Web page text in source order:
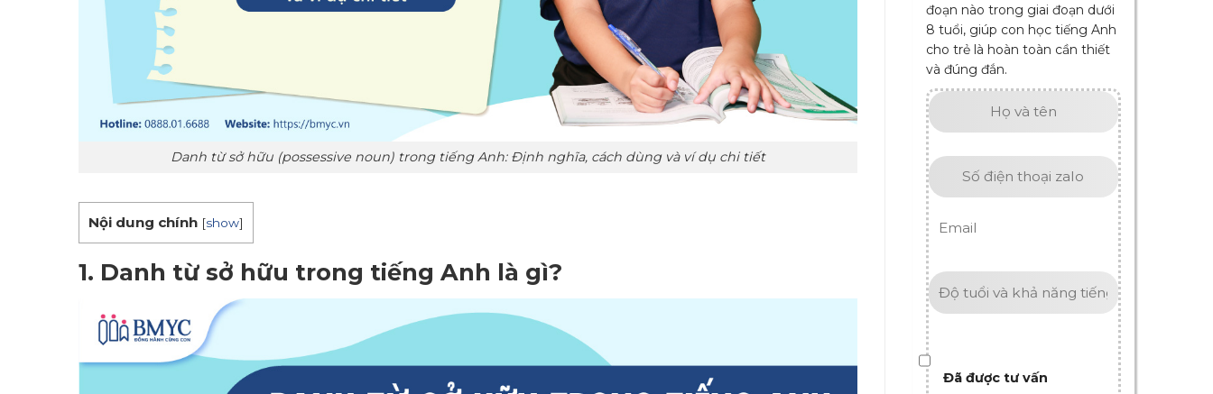
Danh từ sở hữu (possessive noun) trong tiếng Anh: Định nghĩa, cách dùng và ví dụ chi tiết
Nội dung chính [show]
1. Danh từ sở hữu trong tiếng Anh là gì?
đoạn nào trong giai đoạn dưới
8 tuổi, giúp con học tiếng Anh
cho trẻ là hoàn toàn cần thiết
và đúng đắn.
Đã được tư vấn